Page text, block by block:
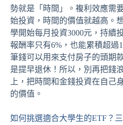
勢就是「時間」。複利效應需
始投資，時間的價值就越高。
學開始每月投資3000元，持續
報酬率只有6%，也能累積超過
筆錢可以用來支付房子的頭期
是提早退休！所以，別再把錢
上，把時間和金錢投資在自己
的價值。
如何挑選適合大學生的ETF？